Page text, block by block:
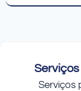
Serviços